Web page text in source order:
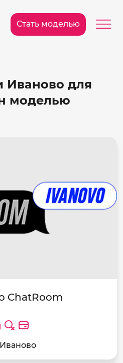
Стать моделью
Иваново для
моделью
ChatRoom
Иваново